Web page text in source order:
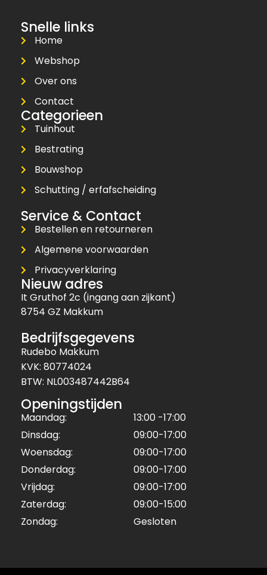
Snelle links
Home
Webshop
Over ons
Contact
Categorieen
Tuinhout
Bestrating
Bouwshop
Schutting / erfafscheiding
Service & Contact
Bestellen en retourneren
Algemene voorwaarden
Privacyverklaring
Nieuw adres
It Gruthof 2c (ingang aan zijkant)
8754 GZ Makkum
Bedrijfsgegevens
Rudebo Makkum
KVK: 80774024
BTW: NL003487442B64
Openingstijden
Maandag:
13:00 -17:00
Dinsdag:
09:00-17:00
Woensdag:
09:00-17:00
Donderdag:
09:00-17:00
Vrijdag:
09:00-17:00
Zaterdag:
09:00-15:00
Zondag:
Gesloten